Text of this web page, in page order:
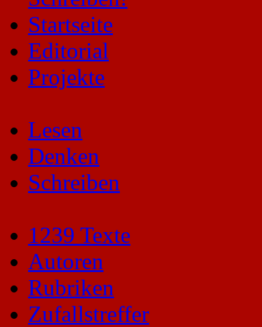
Startseite
Editorial
Projekte
Lesen
Denken
Schreiben
1239 Texte
Autoren
Rubriken
Zufallstreffer